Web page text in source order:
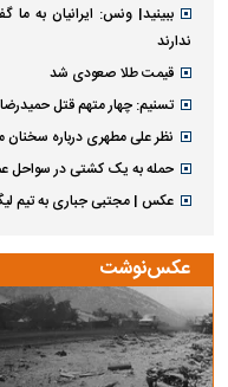
ببینید| ونس: ایرانیان به ما
ندارند
قیمت طلا صعودی شد
تسنیم: چهار متهم قتل
نظر علی مطهری درباره سخنان
حمله به یک کشتی در سواحل
عکس | مجتبی جباری به تیم
عکس‌نوشت